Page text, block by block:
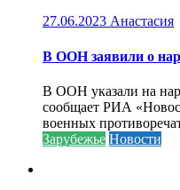
27.06.2023 Анастасия
В ООН заявили о
В ООН указали на
сообщает РИА
военных
Зарубежье Новости